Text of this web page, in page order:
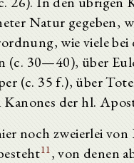
Natur gegeben,
wie viele
(c. 30—40), über
(c. 35 f.), über
der hl.
noch zweierlei
11 , von denen